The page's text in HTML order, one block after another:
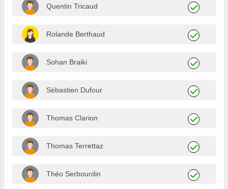
Quentin Tricaud
Rolande Berthaud
Sohan Braiki
Sébastien Dufour
Thomas Clarion
Thomas Terrettaz
Théo Serbourdin